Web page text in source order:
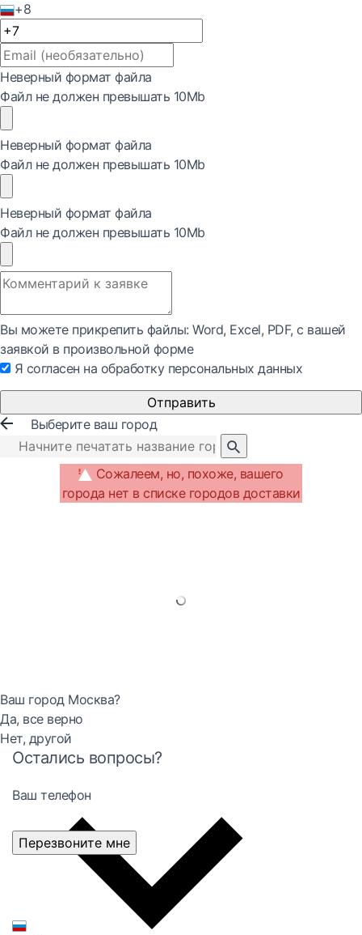
+8
Неверный формат файла
Файл не должен превышать 10Mb
Неверный формат файла
Файл не должен превышать 10Mb
Неверный формат файла
Файл не должен превышать 10Mb
Вы можете прикрепить файлы: Word, Exсel, PDF, с вашей
заявкой в произвольной форме
Я согласен на обработку персональных данных
Отправить
Выберите ваш город
Сожалеем, но, похоже, вашего
города нет в списке городов доставки
Ваш город Москва?
Да, все верно
Нет, другой
Остались вопросы?
Ваш телефон
Перезвоните мне